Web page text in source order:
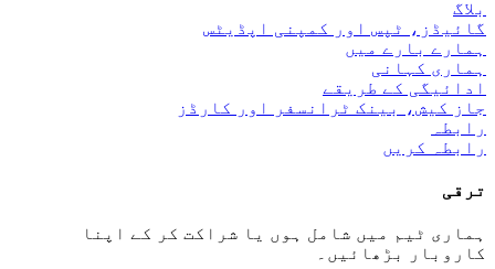
بلاگ
گائیڈز، ٹپس اور کمپنی اپڈیٹس
ہمارے بارے میں
ہماری کہانی
ادائیگی کے طریقے
جاز کیش، بینک ٹرانسفر اور کارڈز
رابطہ
رابطہ کریں
ترقی
ہماری ٹیم میں شامل ہوں یا شراکت کر کے اپنا
کاروبار بڑھائیں۔